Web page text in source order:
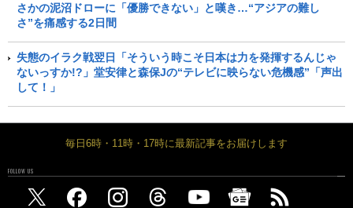
さかの泥沼ドローに「優勝できない」と嘆き…“アジアの難し
さ”を痛感する2日間
失態のイラク戦翌日「そういう時こそ日本は力を発揮するんじゃ
ないっすか!?」堂安律と森保Jの“テレビに映らない危機感”「声出
して！」
毎日6時・11時・17時に最新記事をお届けします
FOLLOW US